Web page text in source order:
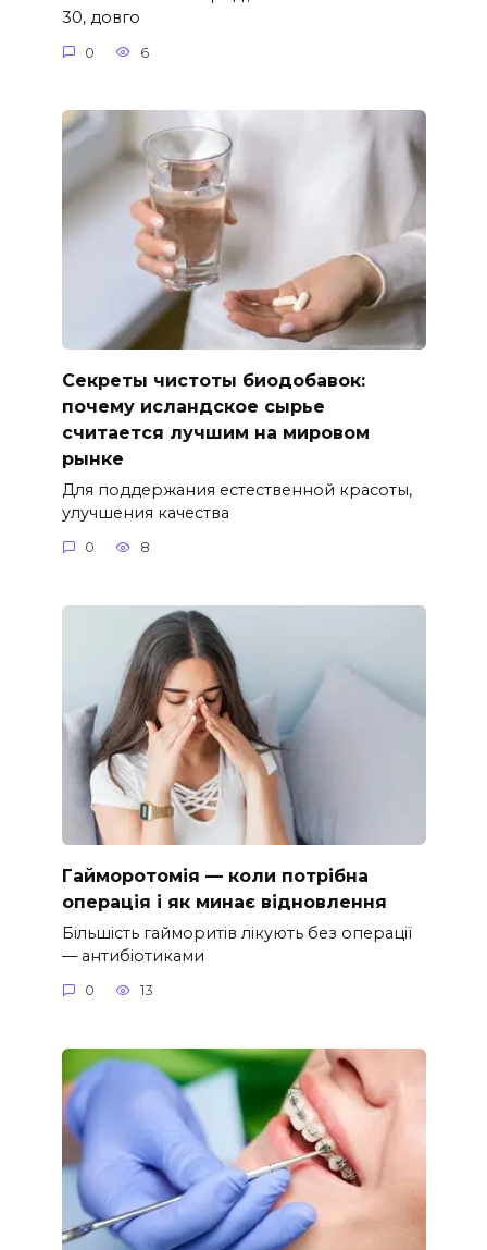
30, довго
0 6
Секреты чистоты биодобавок:
почему исландское сырье
считается лучшим на мировом
рынке
Для поддержания естественной красоты,
улучшения качества
0 8
Гайморотомія — коли потрібна
операція і як минає відновлення
Більшість гайморитів лікують без операції
— антибіотиками
0 13